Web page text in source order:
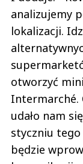
analizujemy
lokalizacji.
otworzyć
Intermarché.
udało nam
styczniu tego
będzie